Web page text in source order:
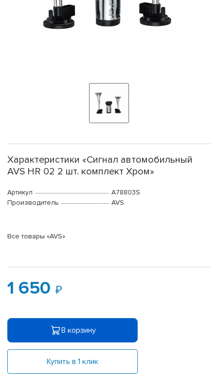
Характеристики «Сигнал автомобильный
AVS HR 02 2 шт. комплект Хром»
Артикул
A78803S
Производитель
AVS
Все товары «AVS»
1 650
В корзину
Купить в 1 клик